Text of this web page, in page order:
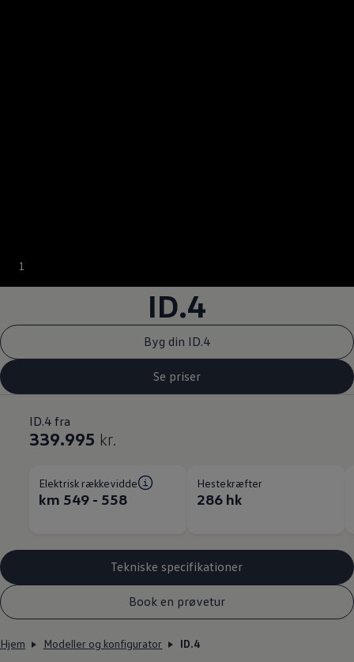
1
ID.4
Byg din ID.4
Se priser
ID.4 fra
339.995 kr.
Elektrisk rækkevidde
km 549 - 558
Hestekræfter
286 hk
Tekniske specifikationer
Book en prøvetur
Hjem Modeller og konfigurator ID.4